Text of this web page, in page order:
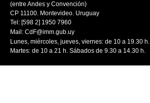
(entre Andes y Convención)
CP 11100. Montevideo. Uruguay
Tel: [598 2] 1950 7960
Mail: CdF@imm.gub.uy
Lunes, miércoles, jueves, viernes: de 10 a 19.30 h.
Martes: de 10 a 21 h. Sábados de 9.30 a 14.30 h.